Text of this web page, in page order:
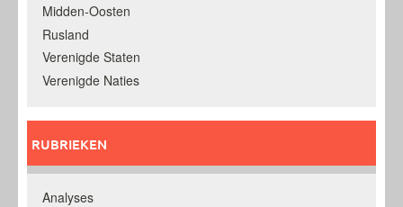
Midden-Oosten
Rusland
Verenigde Staten
Verenigde Naties
RUBRIEKEN
Analyses